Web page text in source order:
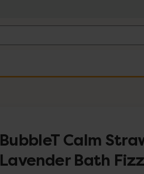
BubbleT Calm
Lavender Bath